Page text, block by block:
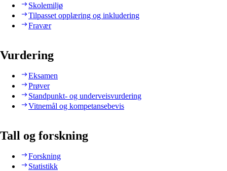
Skolemiljø
Tilpasset opplæring og inkludering
Fravær
Vurdering
Eksamen
Prøver
Standpunkt- og underveisvurdering
Vitnemål og kompetansebevis
Tall og forskning
Forskning
Statistikk